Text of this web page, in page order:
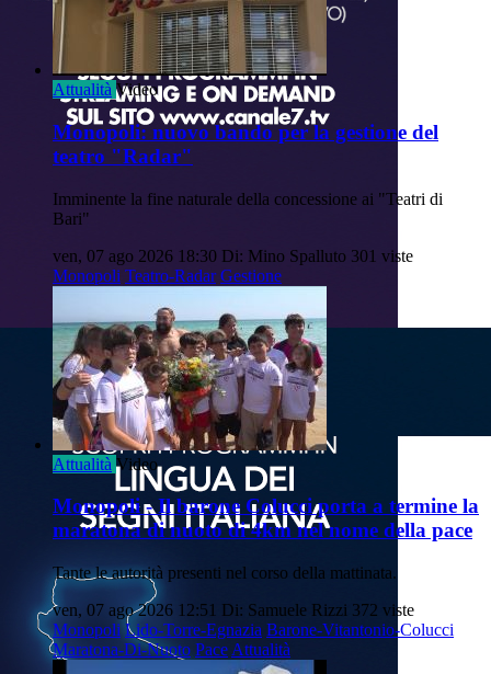
Attualità Video
Monopoli: nuovo bando per la gestione del
teatro "Radar"
Imminente la fine naturale della concessione ai "Teatri di
Bari"
ven, 07 ago 2026 18:30 Di: Mino Spalluto 301 viste
Monopoli Teatro-Radar Gestione
Attualità Video
Monopoli - Il barone Colucci porta a termine la
maratona di nuoto di 4km nel nome della pace
Tante le autorità presenti nel corso della mattinata.
ven, 07 ago 2026 12:51 Di: Samuele Rizzi 372 viste
Monopoli Lido-Torre-Egnazia Barone-Vitantonio-Colucci
Maratona-Di-Nuoto Pace Attualità